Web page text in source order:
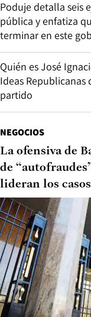
Poduje detalla seis
pública y enfatiza
terminar en este
Quién es José
Ideas Republicanas
partido
NEGOCIOS
La ofensiva de
de
lideran los